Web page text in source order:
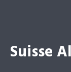
Suisse